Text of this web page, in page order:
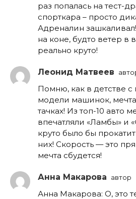
раз попалась на тест-
спорткара – просто
Адреналин
на коне, будто ветер в
реально круто!
Леонид Матвеев
Помню, как в детстве с
модели машинок,
тачках! Из топ-10 авто
впечатляли «Ламбы» и
круто было бы
них! Скорость — это
мечта сбудется!
Анна Макарова автор
Анна Макарова: О, это